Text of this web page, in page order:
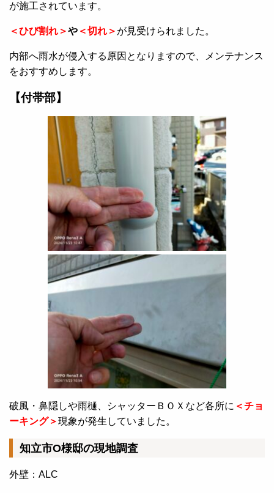
が施工されています。
＜ひび割れ＞や ＜切れ＞ が見受けられました。
内部へ雨水が侵入する原因となりますので、メンテナンス
をおすすめします。
【付帯部】
破風・鼻隠しや雨樋、シャッターＢＯＸなど各所に ＜チョ
ーキング＞現象が発生していました。
知立市O様邸の現地調査
外壁：ALC